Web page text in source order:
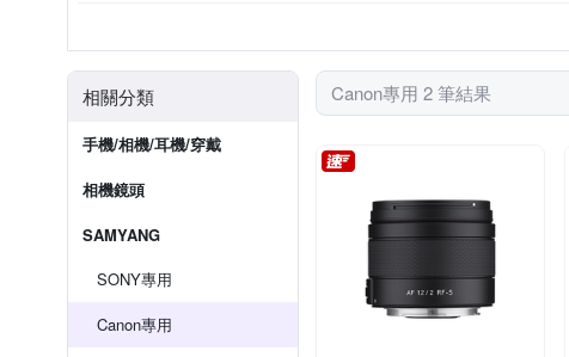
相關分類
手機/相機/耳機/穿戴
相機鏡頭
SAMYANG
SONY專用
Canon專用
Canon專用 2 筆結果